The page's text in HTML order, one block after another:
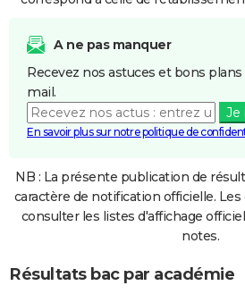
A ne pas manquer
Recevez nos astuces et bons
mail.
Je
En savoir plus sur notre politique de
NB : La présente publication de
caractère de notification officielle.
consulter les listes d'affichage
notes.
Résultats bac par académie